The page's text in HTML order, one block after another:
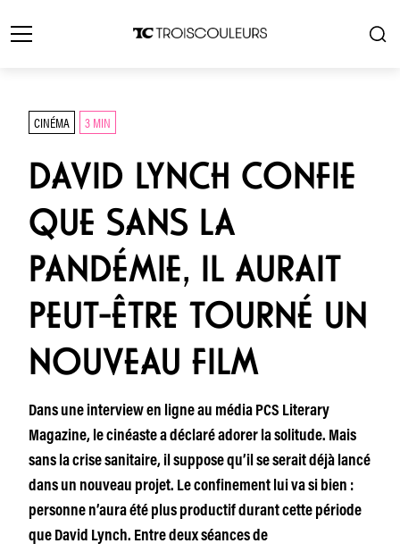
CINÉMA 3 MIN
DAVID LYNCH CONFIE
QUE SANS LA
PANDÉMIE, IL AURAIT
PEUT-ÊTRE TOURNÉ UN
NOUVEAU FILM
Dans une interview en ligne au média PCS Literary
Magazine, le cinéaste a déclaré adorer la solitude. Mais
sans la crise sanitaire, il suppose qu’il se serait déjà lancé
dans un nouveau projet. Le confinement lui va si bien :
personne n’aura été plus productif durant cette période
que David Lynch. Entre deux séances de